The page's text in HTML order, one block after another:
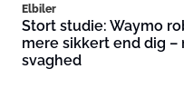
Elbiler
Stort studie: Waymo
mere sikkert end dig
svaghed